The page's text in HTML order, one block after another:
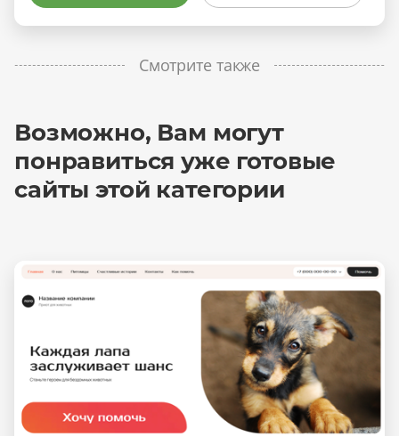
Смотрите также
Возможно, Вам могут
понравиться уже готовые
сайты этой категории